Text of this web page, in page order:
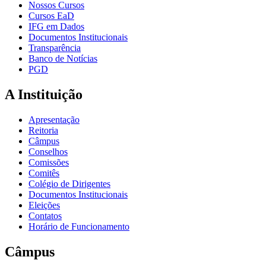
Nossos Cursos
Cursos EaD
IFG em Dados
Documentos Institucionais
Transparência
Banco de Notícias
PGD
A Instituição
Apresentação
Reitoria
Câmpus
Conselhos
Comissões
Comitês
Colégio de Dirigentes
Documentos Institucionais
Eleições
Contatos
Horário de Funcionamento
Câmpus